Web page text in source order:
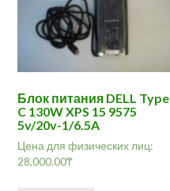
Блок питания DELL Type
C 130W XPS 15 9575
5v/20v-1/6.5A
Цена для физических лиц:
28,000.00₸